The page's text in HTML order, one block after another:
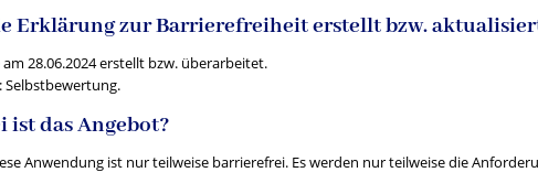
Erklärung zur Barrierefreiheit erstellt bzw.
28.06.2024 erstellt bzw. überarbeitet.
das Angebot?
Anwendung ist nur teilweise barrierefrei. Es werden nur teilweise die